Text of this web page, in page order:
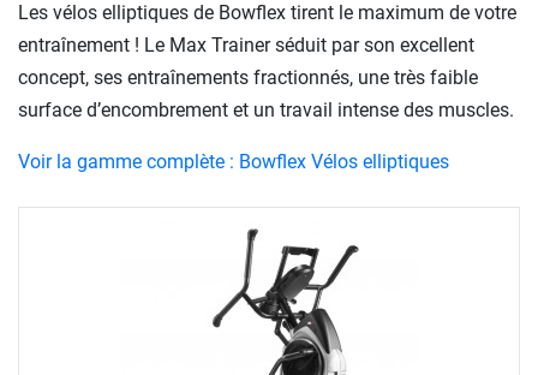
Les vélos elliptiques de Bowflex tirent le maximum de votre
entraînement ! Le Max Trainer séduit par son excellent
concept, ses entraînements fractionnés, une très faible
surface d’encombrement et un travail intense des muscles.
Voir la gamme complète : Bowflex Vélos elliptiques